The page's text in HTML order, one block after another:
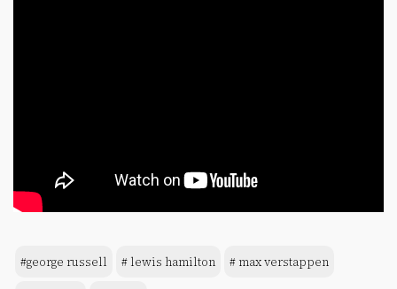
#george russell # lewis hamilton # max verstappen